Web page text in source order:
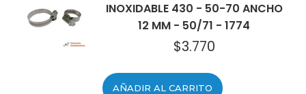
INOXIDABLE 430 - 50-70 ANCHO
12 MM - 50/71 - 1774
$3.770
AÑADIR AL CARRITO